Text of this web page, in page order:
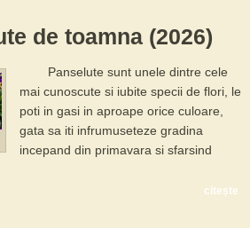
de toamna (2026)
Panselute sunt unele dintre cele
mai cunoscute si iubite specii de flori, le
poti in gasi in aproape orice culoare,
gata sa iti infrumuseteze gradina
incepand din primavara si sfarsind
citește